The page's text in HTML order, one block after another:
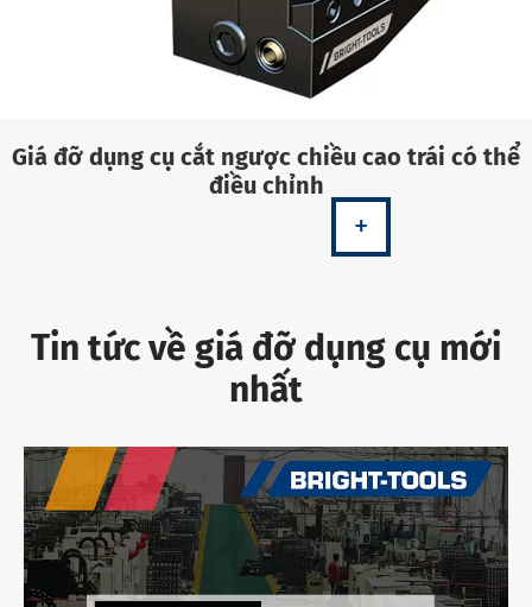
Giá đỡ dụng cụ cắt ngược chiều cao trái có thể
điều chỉnh
+
Tin tức về giá đỡ dụng cụ mới
nhất